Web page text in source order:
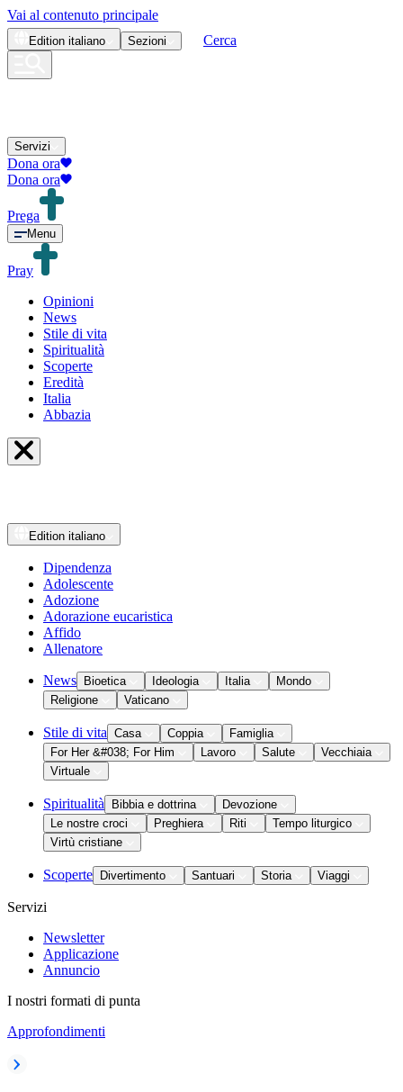
Vai al contenuto principale
Edition italiano Sezioni Cerca
Servizi
Dona ora
Dona ora
Prega
Menu
Pray
Opinioni
News
Stile di vita
Spiritualità
Scoperte
Eredità
Italia
Abbazia
Edition italiano
Dipendenza
Adolescente
Adozione
Adorazione eucaristica
Affido
Allenatore
News Bioetica Ideologia Italia
Mondo
Religione
Vaticano
Stile di vita Casa Coppia
Famiglia
For Her &#038; For Him
Lavoro Salute
Vecchiaia
Virtuale
Spiritualità Bibbia e dottrina
Devozione
Le nostre croci
Preghiera Riti
Tempo liturgico
Virtù cristiane
Scoperte Divertimento Santuari Storia Viaggi
Servizi
Newsletter
Applicazione
Annuncio
I nostri formati di punta
Approfondimenti